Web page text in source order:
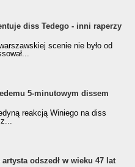
diss Tedego - inni raperzy
scenie nie było od
5-minutowym dissem
reakcją Winiego na diss
artysta odszedł w wieku 47 lat